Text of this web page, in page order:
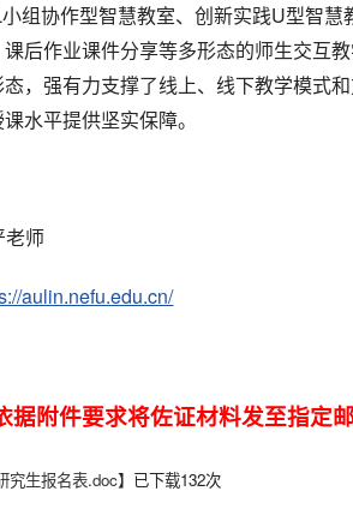
组协作型智慧教室、创新实践U型智慧
后作业课件分享等多形态的师生交互
，强有力支撑了线上、线下教学模式
水平提供坚实保障。
老师
aulin.nefu.edu.cn/
附件要求将佐证材料发至指定邮
究生报名表.doc】已下载132次